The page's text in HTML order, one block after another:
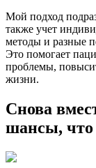
Мой подход
также учет
методы и разные
Это помогает
проблемы,
жизни.
Снова
шансы, что